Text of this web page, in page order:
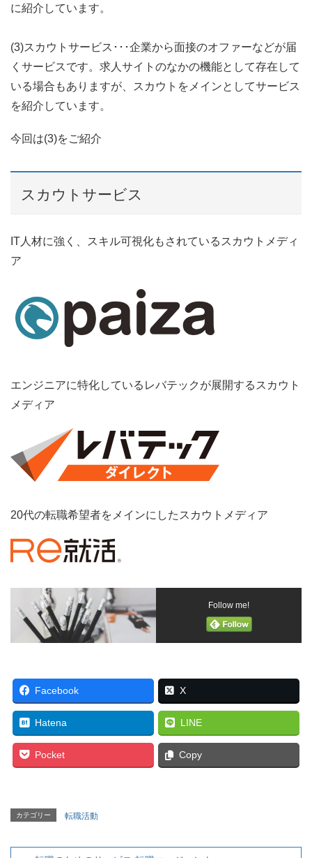
に紹介しています。
(3)スカウトサービス･･･企業から面接のオファーなどが届
くサービスです。求人サイトのなかの機能として存在して
いる場合もありますが、スカウトをメインとしてサービス
を紹介しています。
今回は(3)をご紹介
スカウトサービス
IT人材に強く、スキル可視化もされているスカウトメディ
ア
エンジニアに特化しているレバテックが展開するスカウト
メディア
20代の転職希望者をメインにしたスカウトメディア
Follow me!
Facebook X
Hatena LINE
Pocket Copy
カテゴリー 転職活動